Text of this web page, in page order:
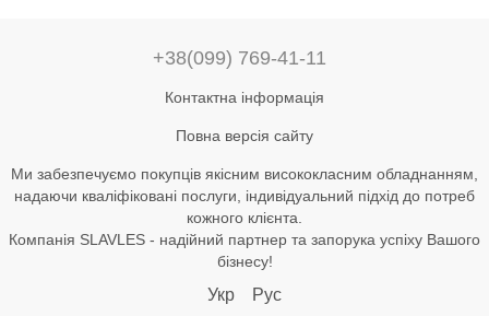
+38(099) 769-41-11
Контактна інформація
Повна версія сайту
Ми забезпечуємо покупців якісним висококласним обладнанням,
надаючи кваліфіковані послуги, індивідуальний підхід до потреб
кожного клієнта.
Компанія SLAVLES - надійний партнер та запорука успіху Вашого
бізнесу!
Укр Рус